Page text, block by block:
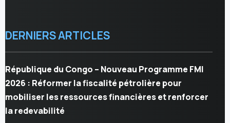
DERNIERS ARTICLES
République du Congo – Nouveau Programme FMI
2026 : Réformer la fiscalité pétrolière pour
mobiliser les ressources financières et renforcer
la redevabilité